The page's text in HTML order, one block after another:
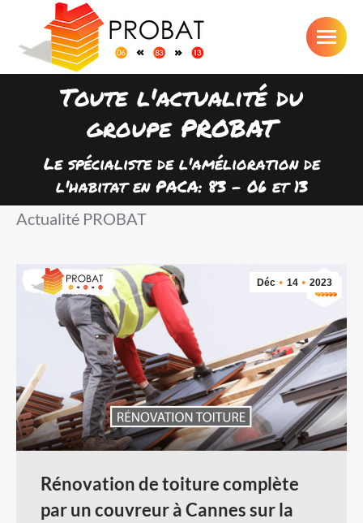
Toute l'actualité du
groupe PROBAT
Le spécialiste de l'amélioration de
l'habitat en PACA: 83 - 06 et 13
Vous êtes ici :
Actualité PROBAT
Déc 14 2023
Rénovation de toiture complète
par un couvreur à Cannes sur la